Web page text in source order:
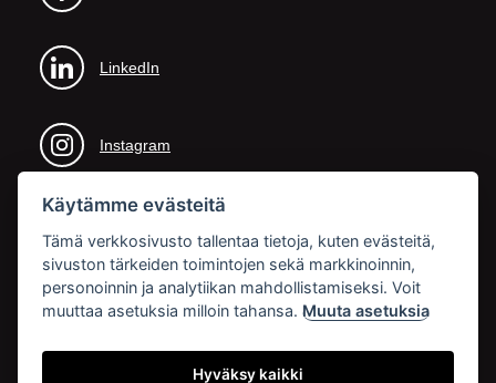
LinkedIn
Instagram
Käytämme evästeitä
Tämä verkkosivusto tallentaa tietoja, kuten evästeitä,
sivuston tärkeiden toimintojen sekä markkinoinnin,
personoinnin ja analytiikan mahdollistamiseksi. Voit
muuttaa asetuksia milloin tahansa.Muuta asetuksia
Hyväksy kaikki